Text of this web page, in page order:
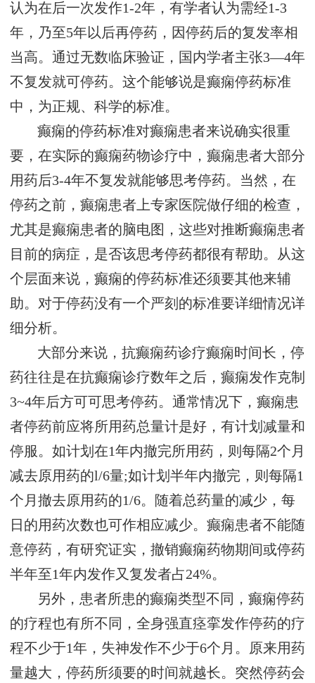
认为在后一次发作1-2年，有学者认为需经1-3
年，乃至5年以后再停药，因停药后的复发率相
当高。通过无数临床验证，国内学者主张3—4年
不复发就可停药。这个能够说是癫痫停药标准
中，为正规、科学的标准。
癫痫的停药标准对癫痫患者来说确实很重
要，在实际的癫痫药物诊疗中，癫痫患者大部分
用药后3-4年不复发就能够思考停药。当然，在
停药之前，癫痫患者上专家医院做仔细的检查，
尤其是癫痫患者的脑电图，这些对推断癫痫患者
目前的病症，是否该思考停药都很有帮助。从这
个层面来说，癫痫的停药标准还须要其他来辅
助。对于停药没有一个严刻的标准要详细情况详
细分析。
大部分来说，抗癫痫药诊疗癫痫时间长，停
药往往是在抗癫痫诊疗数年之后，癫痫发作克制
3~4年后方可可思考停药。通常情况下，癫痫患
者停药前应将所用药总量计是好，有计划减量和
停服。如计划在1年内撤完所用药，则每隔2个月
减去原用药的l/6量;如计划半年内撤完，则每隔1
个月撤去原用药的1/6。随着总药量的减少，每
日的用药次数也可作相应减少。癫痫患者不能随
意停药，有研究证实，撤销癫痫药物期间或停药
半年至1年内发作又复发者占24%。
另外，患者所患的癫痫类型不同，癫痫停药
的疗程也有所不同，全身强直痉挛发作停药的疗
程不少于1年，失神发作不少于6个月。原来用药
量越大，停药所须要的时间就越长。突然停药会